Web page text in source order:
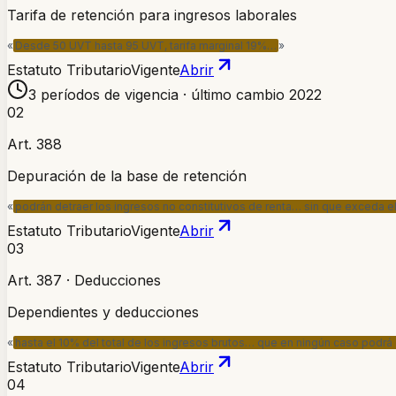
Tarifa de retención para ingresos laborales
« Desde 50 UVT hasta 95 UVT, tarifa marginal 19%… »
Estatuto TributarioVigenteAbrir
3 períodos de vigencia · último cambio 2022
02
Art. 388
Depuración de la base de retención
« podrán detraer los ingresos no constitutivos de renta… sin que exceda
Estatuto TributarioVigenteAbrir
03
Art. 387 · Deducciones
Dependientes y deducciones
« hasta el 10% del total de los ingresos brutos… que en ningún caso
Estatuto TributarioVigenteAbrir
04